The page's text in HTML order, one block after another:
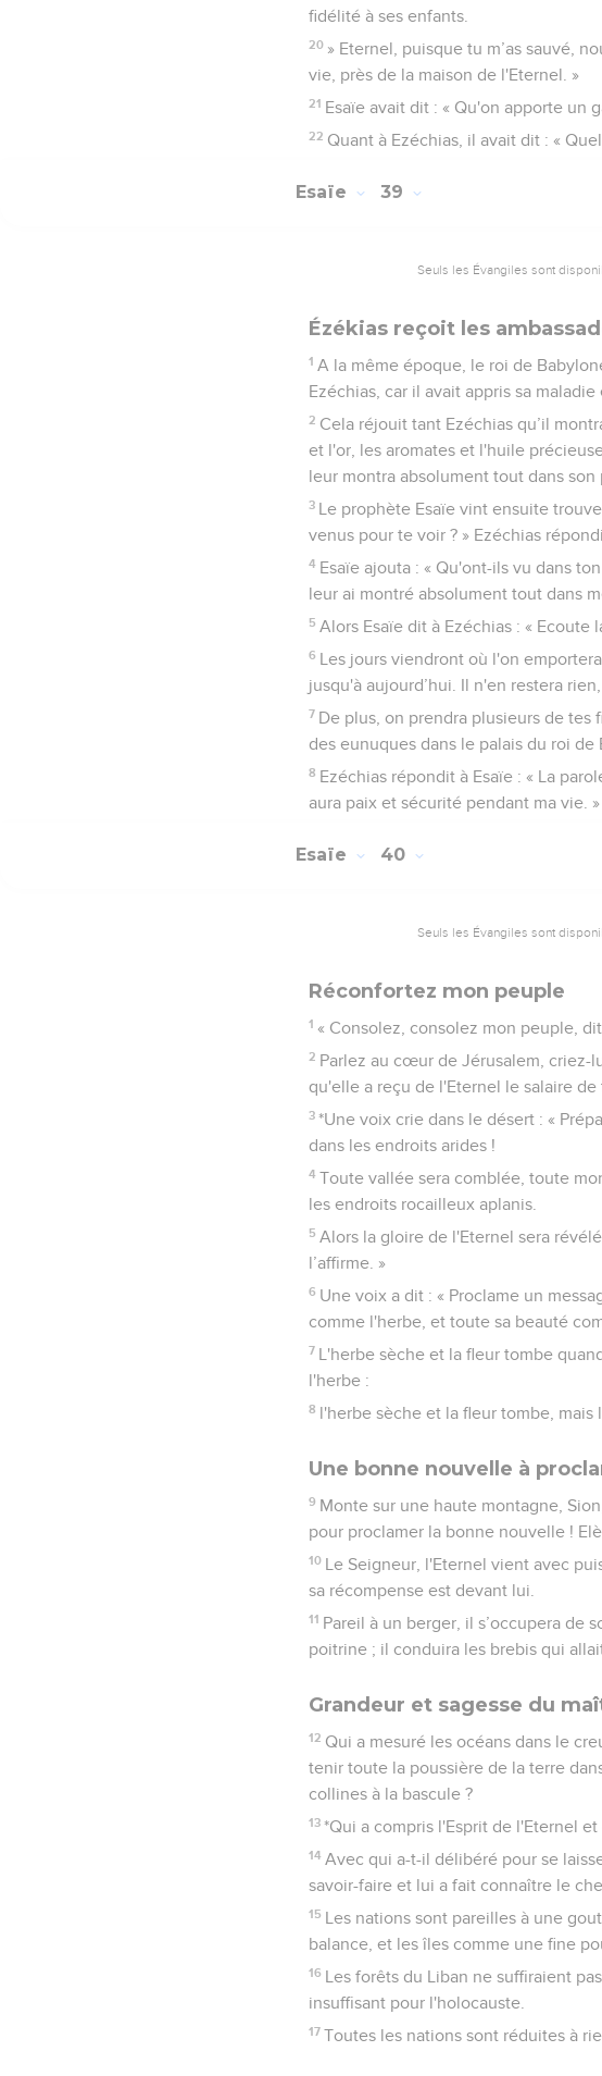
fidélité à ses enfants.
20 » Eternel, puisque tu m’as sauvé,
vie, près de la maison de l'Eternel. »
21 Esaïe avait dit : « Qu'on apporte un
22 Quant à Ezéchias, il avait dit : «
Esaïe 39
Seuls les Évangiles sont
Ézékias reçoit les
1 A la même époque, le roi de
Ezéchias, car il avait appris sa
2 Cela réjouit tant Ezéchias qu’il
et l'or, les aromates et l'huile
leur montra absolument tout dans son
3 Le prophète Esaïe vint ensuite
venus pour te voir ? » Ezéchias
4 Esaïe ajouta : « Qu'ont-ils vu dans
leur ai montré absolument tout dans
5 Alors Esaïe dit à Ezéchias : « Ecoute
6 Les jours viendront où l'on
jusqu'à aujourd’hui. Il n'en restera
7 De plus, on prendra plusieurs de tes
des eunuques dans le palais du roi de
8 Ezéchias répondit à Esaïe : « La
aura paix et sécurité pendant ma vie. »
Esaïe 40
Seuls les Évangiles sont
Réconfortez mon peuple
1 « Consolez, consolez mon peuple,
2 Parlez au cœur de Jérusalem, criez-
qu'elle a reçu de l'Eternel le salaire de
3 *Une voix crie dans le désert : «
dans les endroits arides !
4 Toute vallée sera comblée, toute
les endroits rocailleux aplanis.
5 Alors la gloire de l'Eternel sera
l’affirme. »
6 Une voix a dit : « Proclame un
comme l'herbe, et toute sa beauté
7 L'herbe sèche et la fleur tombe
l'herbe :
8 l'herbe sèche et la fleur tombe,
Une bonne nouvelle à
9 Monte sur une haute montagne,
pour proclamer la bonne nouvelle !
10 Le Seigneur, l'Eternel vient avec
sa récompense est devant lui.
11 Pareil à un berger, il s’occupera de
poitrine ; il conduira les brebis qui
Grandeur et sagesse du
12 Qui a mesuré les océans dans le
tenir toute la poussière de la terre
collines à la bascule ?
13 *Qui a compris l'Esprit de l'Eternel
14 Avec qui a-t-il délibéré pour se
savoir-faire et lui a fait connaître le
15 Les nations sont pareilles à une
balance, et les îles comme une fine
16 Les forêts du Liban ne suffiraient
insuffisant pour l'holocauste.
17 Toutes les nations sont réduites à